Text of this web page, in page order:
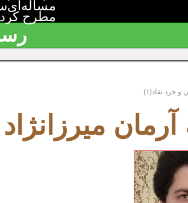
مطرح
و خرد نقاد(۱)
آرمان